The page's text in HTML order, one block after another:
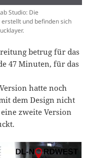
Studio: Die
und befinden sich
betrug für das
47 Minuten, für das
hatte noch
dem Design nicht
zweite Version